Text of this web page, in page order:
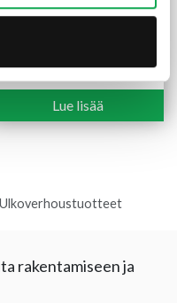
HSP 3-sivun
Lue lisää
Ulkoverhoustuotteet
rakentamiseen ja